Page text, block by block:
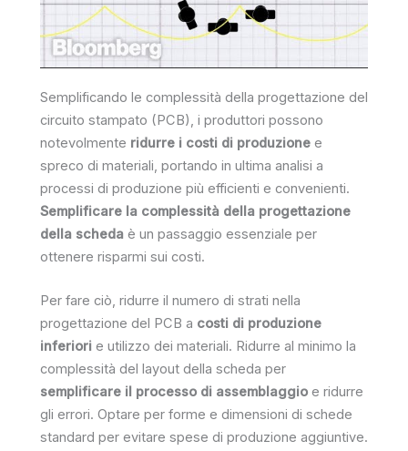
Semplificando le complessità della progettazione del
circuito stampato (PCB), i produttori possono
notevolmente ridurre i costi di produzione e
spreco di materiali, portando in ultima analisi a
processi di produzione più efficienti e convenienti.
Semplificare la complessità della progettazione
della scheda è un passaggio essenziale per
ottenere risparmi sui costi.
Per fare ciò, ridurre il numero di strati nella
progettazione del PCB a costi di produzione
inferiori e utilizzo dei materiali. Ridurre al minimo la
complessità del layout della scheda per
semplificare il processo di assemblaggio e ridurre
gli errori. Optare per forme e dimensioni di schede
standard per evitare spese di produzione aggiuntive.